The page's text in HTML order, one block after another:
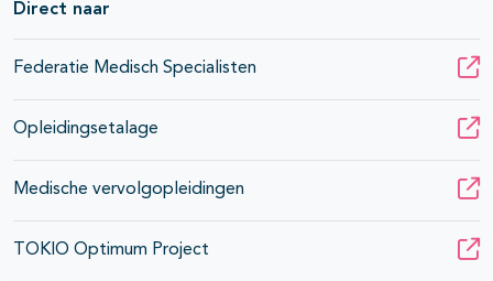
Direct naar
Federatie Medisch Specialisten
Opleidingsetalage
Medische vervolgopleidingen
TOKIO Optimum Project